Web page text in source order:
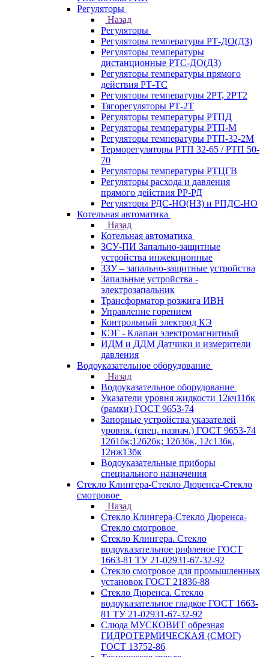
Регуляторы
Назад
Регуляторы
Регуляторы температуры РТ-ДО(ДЗ)
Регуляторы температуры
дистанционные РТС-ДО(ДЗ)
Регуляторы температуры прямого
действия РТ-ТС
Регуляторы температуры 2РТ, 2РT2
Тягорегуляторы РТ-2Т
Регуляторы температуры РТПД
Регуляторы температуры РТП-M
Регуляторы температуры РТП-32-2М
Терморегуляторы РТП 32-65 / РТП 50-
70
Регуляторы температуры РТЦГВ
Регуляторы расхода и давления
прямого действия РР-РД
Регуляторы РДС-НО(НЗ) и РПДС-НО
Котельная автоматика
Назад
Котельная автоматика
ЗСУ-ПИ Запально-защитные
устройства инжекционные
ЗЗУ – запально-защитные устройства
Запальные устройства -
электрозапальник
Трансформатор розжига ИВН
Управление горением
Контрольный электрод КЭ
КЭГ - Клапан электромагнитный
ИДМ и ДДМ Датчики и измерители
давления
Водоуказательное оборудование
Назад
Водоуказательное оборудование
Указатели уровня жидкости 12кч11бк
(рамки) ГОСТ 9653-74
Запорные устройства указателей
уровня. (спец. назнач.) ГОСТ 9653-74
12б1бк;12б2бк; 12б3бк, 12с13бк,
12нж13бк
Водоуказательные приборы
специального назначения
Стекло Клингера-Стекло Дюренса-Стекло
смотровое
Назад
Стекло Клингера-Стекло Дюренса-
Стекло смотровое
Стекло Клингера. Стекло
водоуказательное рифленое ГОСТ
1663-81 ТУ 21-02931-67-32-92
Стекло смотровое для промышленных
установок ГОСТ 21836-88
Стекло Дюренса. Стекло
водоуказательное гладкое ГОСТ 1663-
81 ТУ 21-02931-67-32-92
Слюда МУСКОВИТ обрезная
ГИДРОТЕРМИЧЕСКАЯ (СМОГ)
ГОСТ 13752-86